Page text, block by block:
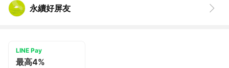
永續好屏友
LINE Pay
最高4%